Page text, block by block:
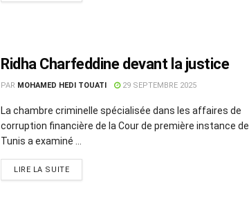
Ridha Charfeddine devant la justice
PAR MOHAMED HEDI TOUATI 29 SEPTEMBRE 2025
La chambre criminelle spécialisée dans les affaires de
corruption financière de la Cour de première instance de
Tunis a examiné ...
LIRE LA SUITE